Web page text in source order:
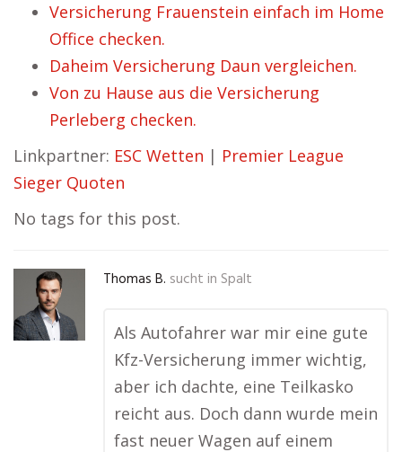
Versicherung Frauenstein einfach im Home
Office checken.
Daheim Versicherung Daun vergleichen.
Von zu Hause aus die Versicherung
Perleberg checken.
Linkpartner: ESC Wetten | Premier League
Sieger Quoten
No tags for this post.
Thomas B. sucht in Spalt
Als Autofahrer war mir eine gute
Kfz-Versicherung immer wichtig,
aber ich dachte, eine Teilkasko
reicht aus. Doch dann wurde mein
fast neuer Wagen auf einem